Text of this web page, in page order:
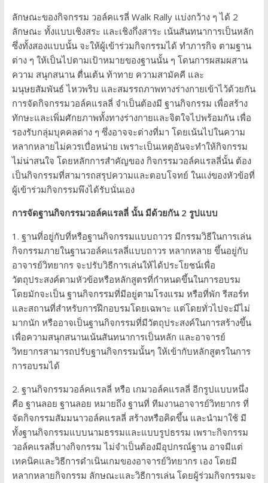
ลักษณะของกิจกรรม วอล์คแรลี่ Walk Rally แบ่งกว้าง ๆ ได้ 2
ลักษณะ ทั้งแบบเชิงสระ และเชิงกึ่งสาระ เน้นสันทนาการเป็นหลัก
ซึ่งทั้งสองแบบนั้น จะให้ผู้เข้าร่วมกิจกรรมได้ ทำภารกิจ ตามฐาน
ต่าง ๆ ให้เป็นไปตามเป้าหมายของฐานนั้น ๆ โดนการผสมผสาน
ความ สนุกสนาน ตื่นเต้น ท้าทาย ความสามัคคี และ
มนุษยสัมพันธ์ ไหวพริบ และสมรรถภาพทางร่างกายเข้าไว้ด้วยกัน
การจัดกิจกรรมวอล์คแรลลี่ จำเป็นต้องมี ฐานกิจกรรม เพื่อสร้าง
ทักษะและเพิ่มศักยภาพทั้งทางร่างกายและจิตใจไปพร้อมกัน เพื่อ
รองรับกลุ่มบุคคลต่าง ๆ ซึ่งอาจจะต่างที่มา โดยเน้นไปในความ
หลากหลายไม่ควรเบื่อหน่าย เพราะเป็นเหตุอันจะทำให้กิจกรรม
ไม่น่าสนใจ โดยหลักการสำคัญของ กิจกรรมวอล์คแรลลี่นั้น ต้อง
เป็นกิจกรรมที่สามารถสรุปความและตอบโจทย์ ในแง่ของหัวข้อที่
ผู้เข้าร่วมกิจกรรมพึงได้รับนั่นเอง
การจัดฐานกิจกรรมวอล์คแรลลี่ นั้น มีด้วยกัน 2 รูปแบบ
1. ฐานที่อยู่กับที่หรือฐานกิจกรรมแบบถาวร มีกรรมวิธีในการเล่น
กิจกรรมภายในฐานวอล์คแรลลี่แบบถาวร หลากหลาย ขึ้นอยู่กับ
อาจารย์วิทยากร จะปรับวิธีการเล่นให้ได้ประโยชน์เพื่อ
วัตถุประสงค์ตามหัวข้อหรือหลักสูตรที่กำหนดขึ้นในการอบรม
โดยมักจะเป็น ฐานกิจกรรมที่มีอยู่ตามโรงแรม หรือที่พัก รีสอร์ท
และสถานที่สำหรับการฝึกอบรมโดยเฉพาะ แต่โดยทั่วไปจะมีไม่
มากนัก หรืออาจเป็นฐานกิจกรรมที่มีวัตถุประสงค์ในการสร้างขึ้น
เพื่อความสนุกสนานเน้นสันทนาการเป็นหลัก และอาจารย์
วิทยากรสามารถปรับฐานกิจกรรมนั้นๆ ให้เข้ากับหลักสูตรในการ
การอบรมได้
2. ฐานกิจกรรมวอล์คแรลลี่ หรือ เกมวอล์คแรลลี่ อีกรูปแบบหนึ่ง
คือ ฐานลอย ฐานลอย หมายถึง ฐานที่ ทีมงานอาจารย์วิทยากร ที่
จัดกิจกรรมสัมมนาวอล์คแรลลี่ สร้างหรือคิดขึ้น และนำมาใช้ มี
ทั้งฐานกิจกรรมแบบนามธรรมและแบบรูปธรรม เพราะกิจกรรม
วอล์คแรลลี่บางกิจกรรม ไม่จำเป็นต้องมีอุปกรณ์ฐาน อาจมีแต่
เทคนิคและวิธีการดำเนินเกมของอาจารย์วิทยากร เอง โดยมี
หลากหลายกิจกรรม ลักษณะและวิธีการเล่น โดยผู้ร่วมกิจกรรมจะ